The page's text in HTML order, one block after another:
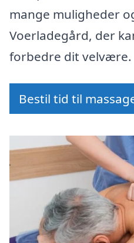
mange muligheder
Voerladegård, der
forbedre dit velvære.
Bestil tid til